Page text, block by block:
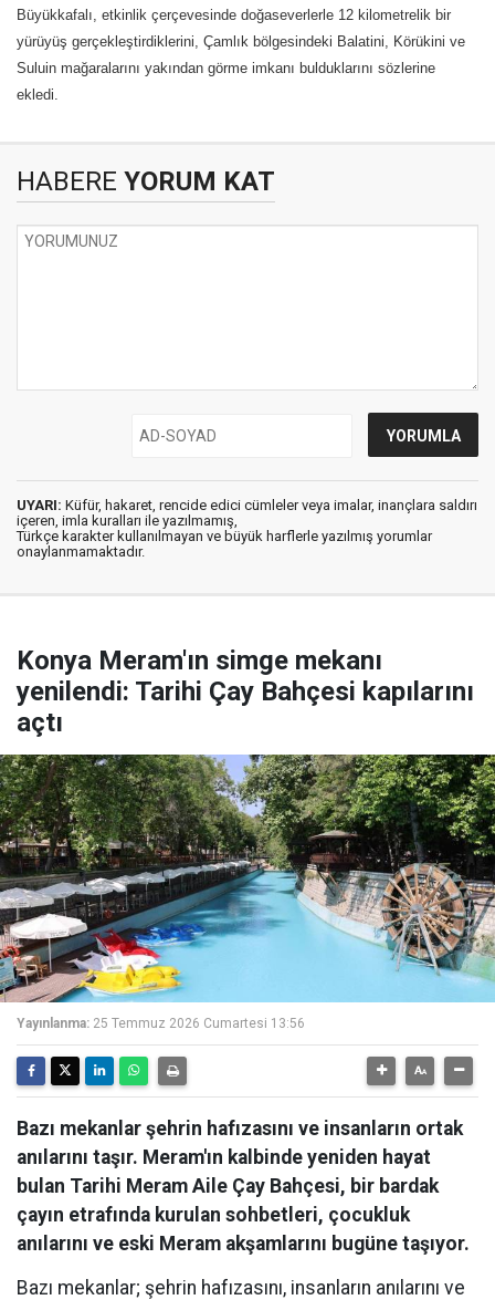
Büyükkafalı, etkinlik çerçevesinde doğaseverlerle 12 kilometrelik bir
yürüyüş gerçekleştirdiklerini, Çamlık bölgesindeki Balatini, Körükini ve
Suluin mağaralarını yakından görme imkanı bulduklarını sözlerine
ekledi.
HABERE YORUM KAT
UYARI: Küfür, hakaret, rencide edici cümleler veya imalar, inançlara saldırı
içeren, imla kuralları ile yazılmamış,
Türkçe karakter kullanılmayan ve büyük harflerle yazılmış yorumlar
onaylanmamaktadır.
Konya Meram'ın simge mekanı
yenilendi: Tarihi Çay Bahçesi kapılarını
açtı
Yayınlanma: 25 Temmuz 2026 Cumartesi 13:56
Bazı mekanlar şehrin hafızasını ve insanların ortak
anılarını taşır. Meram'ın kalbinde yeniden hayat
bulan Tarihi Meram Aile Çay Bahçesi, bir bardak
çayın etrafında kurulan sohbetleri, çocukluk
anılarını ve eski Meram akşamlarını bugüne taşıyor.
Bazı mekanlar; şehrin hafızasını, insanların anılarını ve